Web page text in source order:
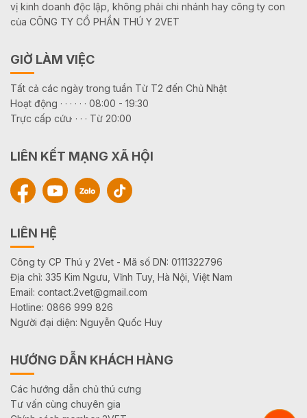
vị kinh doanh độc lập, không phải chi nhánh hay công ty con
của CÔNG TY CỔ PHẦN THÚ Y 2VET
GIỜ LÀM VIỆC
Tất cả các ngày trong tuần Từ T2 đến Chủ Nhật
Hoạt động · · · · · · 08:00 - 19:30
Trực cấp cứu· · · · Từ 20:00
LIÊN KẾT MẠNG XÃ HỘI
LIÊN HỆ
Công ty CP Thú y 2Vet - Mã số DN: 0111322796
Địa chỉ: 335 Kim Ngưu, Vĩnh Tuy, Hà Nội, Việt Nam
Email: contact.2vet@gmail.com
Hotline: 0866 999 826
Người đại diện: Nguyễn Quốc Huy
HƯỚNG DẪN KHÁCH HÀNG
Các hướng dẫn chủ thú cưng
Tư vấn cùng chuyên gia